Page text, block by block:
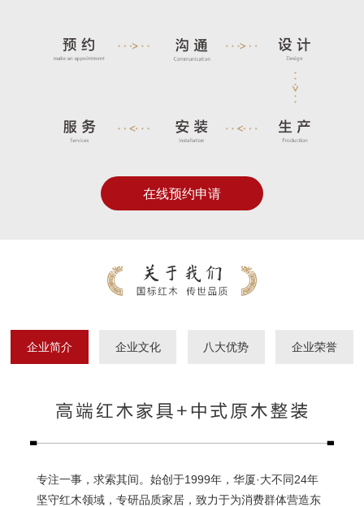
在线预约申请
企业简介 企业文化 八大优势 企业荣誉
专注一事，求索其间。始创于1999年，华厦·大不同24年
坚守红木领域，专研品质家居，致力于为消费群体营造东